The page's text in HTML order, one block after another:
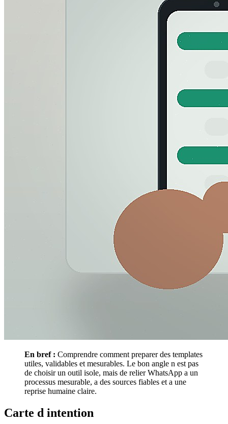
En bref : Comprendre comment preparer des templates
utiles, validables et mesurables. Le bon angle n est pas
de choisir un outil isole, mais de relier WhatsApp a un
processus mesurable, a des sources fiables et a une
reprise humaine claire.
Carte d intention